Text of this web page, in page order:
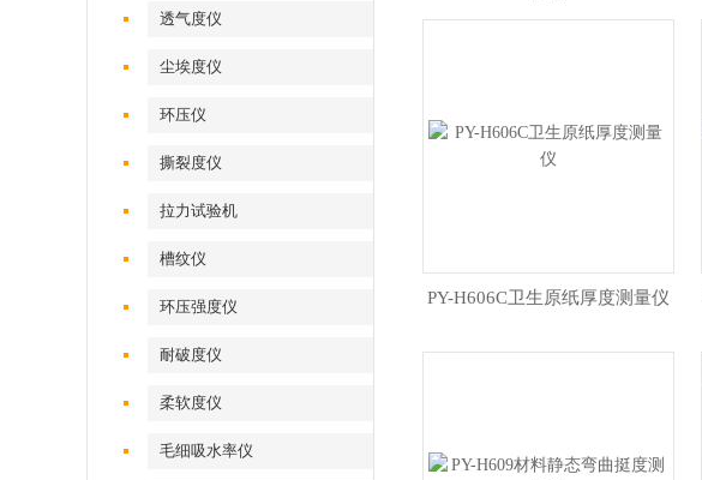
透气度仪
尘埃度仪
环压仪
撕裂度仪
拉力试验机
槽纹仪
环压强度仪
耐破度仪
柔软度仪
毛细吸水率仪
PY-H606C卫生原纸厚度测量仪